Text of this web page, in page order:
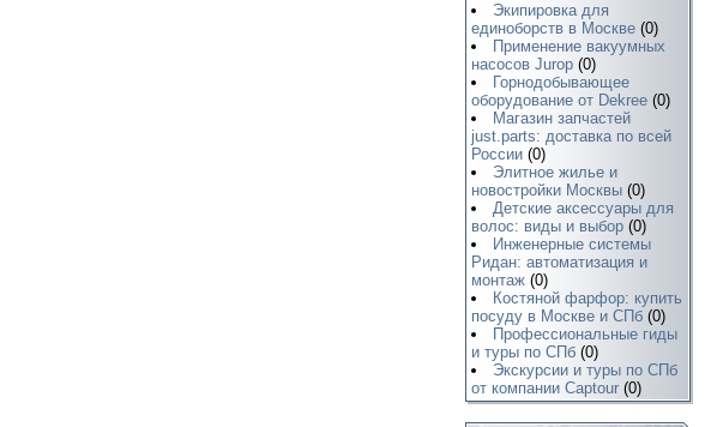
Экипировка для
единоборств в Москве (0)
Применение вакуумных
насосов Jurop (0)
Горнодобывающее
оборудование от Dekree (0)
Магазин запчастей
just.parts: доставка по всей
России (0)
Элитное жилье и
новостройки Москвы (0)
Детские аксессуары для
волос: виды и выбор (0)
Инженерные системы
Ридан: автоматизация и
монтаж (0)
Костяной фарфор: купить
посуду в Москве и СПб (0)
Профессиональные гиды
и туры по СПб (0)
Экскурсии и туры по СПб
от компании Captour (0)